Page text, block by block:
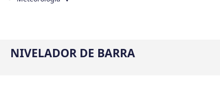
NIVELADOR DE BARRA